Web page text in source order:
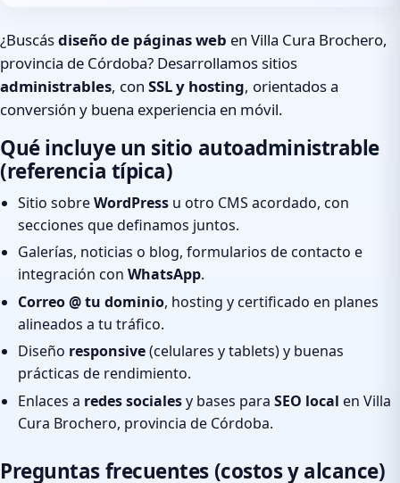
¿Buscásdiseño de páginas web en Villa Cura Brochero,
provincia de Córdoba? Desarrollamos sitios
administrables, con SSL y hosting, orientados a
conversión y buena experiencia en móvil.
Qué incluye un sitio autoadministrable
(referencia típica)
Sitio sobreWordPress u otro CMS acordado, con
secciones que definamos juntos.
Galerías, noticias o blog, formularios de contacto e
integración con WhatsApp.
Correo @ tu dominio, hosting y certificado en planes
alineados a tu tráfico.
Diseño responsive(celulares y tablets) y buenas
prácticas de rendimiento.
Enlaces a redes socialesy bases para SEO local en Villa
Cura Brochero, provincia de Córdoba.
Preguntas frecuentes (costos y alcance)